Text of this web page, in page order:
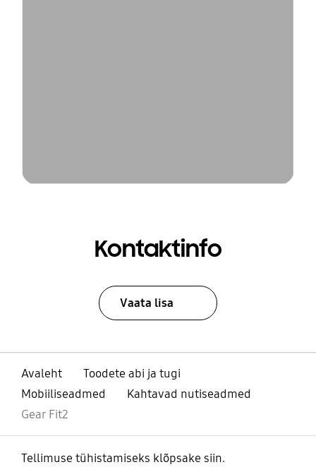
Kontaktinfo
Vaata lisa
Avaleht
Toodete abi ja tugi
Mobiiliseadmed
Kahtavad nutiseadmed
Gear Fit2
Tellimuse tühistamiseks klõpsake siin.